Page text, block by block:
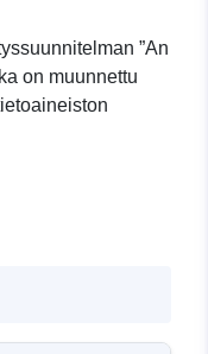
”An
on muunnettu